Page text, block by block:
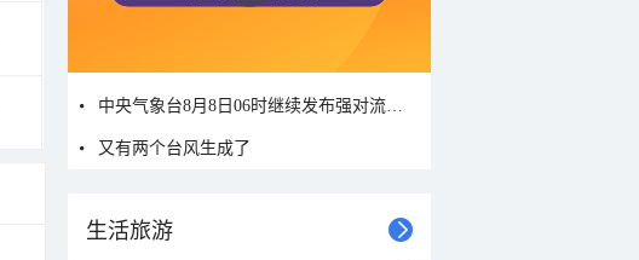
中央气象台8月8日06时继续发布强对流天气蓝色预警
又有两个台风生成了
生活旅游